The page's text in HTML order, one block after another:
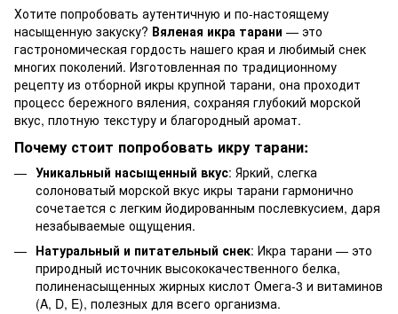
Хотите попробовать аутентичную и по-настоящему
насыщенную закуску? Вяленая икра тарани — это
гастрономическая гордость нашего края и любимый снек
многих поколений. Изготовленная по традиционному
рецепту из отборной икры крупной тарани, она проходит
процесс бережного вяления, сохраняя глубокий морской
вкус, плотную текстуру и благородный аромат.
Почему стоит попробовать икру тарани:
Уникальный насыщенный вкус: Яркий, слегка
солоноватый морской вкус икры тарани гармонично
сочетается с легким йодированным послевкусием, даря
незабываемые ощущения.
Натуральный и питательный снек: Икра тарани — это
природный источник высококачественного белка,
полиненасыщенных жирных кислот Омега-3 и витаминов
(A, D, E), полезных для всего организма.